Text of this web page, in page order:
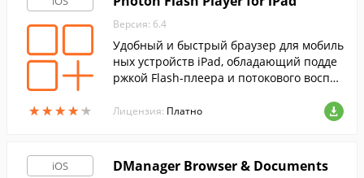
★★★★★
★★★★★
Версия: 6.4
Удобный и быстрый браузер для мобиль
ных устройств iPad, обладающий подде
ржкой Flash-плеера и потокового воспро
Лицензия: Платно
iOS DManager Browser & Documents